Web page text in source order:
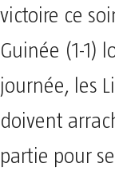
victoire ce
Guinée (1-1)
journée, les
doivent
partie pour